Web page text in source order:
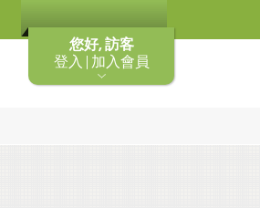
您好, 訪客
登入 | 加入會員